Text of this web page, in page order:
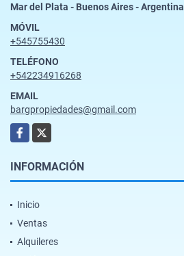
Mar del Plata - Buenos Aires - Argentina
MÓVIL
+545755430
TELÉFONO
+542234916268
EMAIL
bargpropiedades@gmail.com
Facebook
X
INFORMACIÓN
Inicio
Ventas
Alquileres